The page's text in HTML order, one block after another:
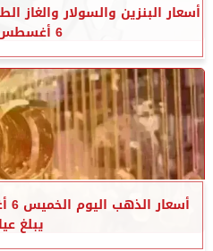
أسعار البنزين والسولار
6 أغسطس 2026
يبلغ